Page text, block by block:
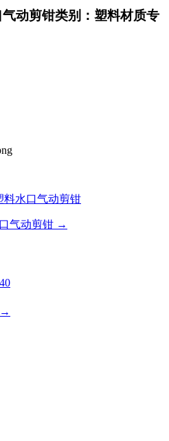
动剪钳类别：塑料材质专
水口气动剪钳
气动剪钳 →
→